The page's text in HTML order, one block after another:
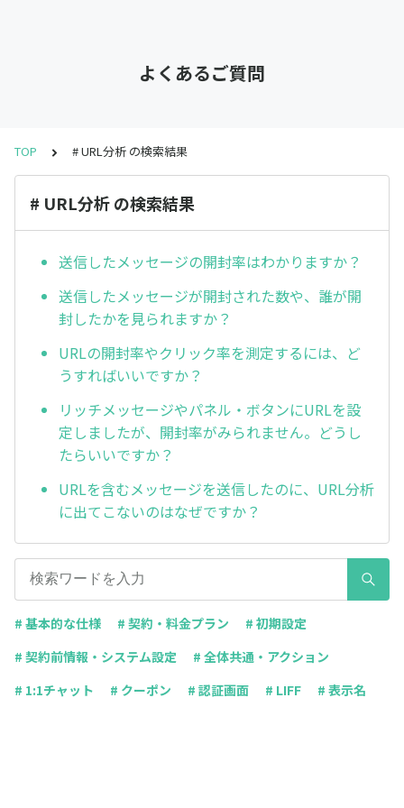
よくあるご質問
TOP # URL分析 の検索結果
# URL分析 の検索結果
送信したメッセージの開封率はわかりますか？
送信したメッセージが開封された数や、誰が開
封したかを見られますか？
URLの開封率やクリック率を測定するには、ど
うすればいいですか？
リッチメッセージやパネル・ボタンにURLを設
定しましたが、開封率がみられません。どうし
たらいいですか？
URLを含むメッセージを送信したのに、URL分析
に出てこないのはなぜですか？
# 基本的な仕様 # 契約・料金プラン
# 初期設定
# 契約前情報・システム設定
# 全体共通・アクション
# 1:1チャット
# クーポン # 認証画面 # LIFF # 表示名